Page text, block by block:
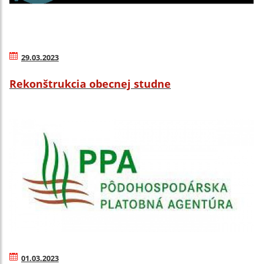
29.03.2023
Rekonštrukcia obecnej studne
01.03.2023